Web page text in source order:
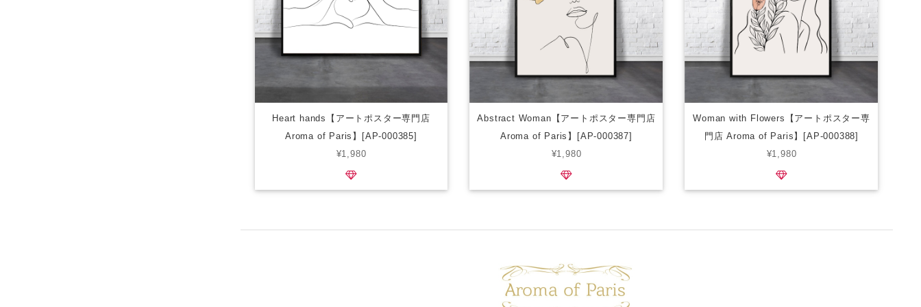
Heart hands【アートポスター専門店
Aroma of Paris】[AP-000385]
¥1,980
Abstract Woman【アートポスター専門店
Aroma of Paris】[AP-000387]
¥1,980
Woman with Flowers【アートポスター専
門店 Aroma of Paris】[AP-000388]
¥1,980